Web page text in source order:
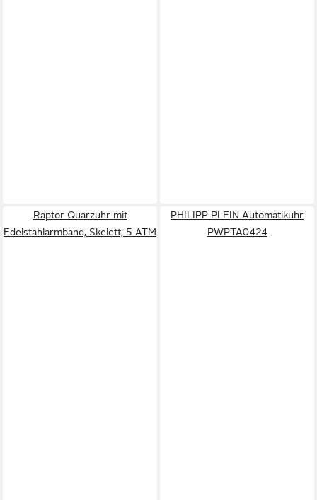
Raptor Quarzuhr mit
Edelstahlarmband, Skelett, 5 ATM
PHILIPP PLEIN Automatikuhr
PWPTA0424